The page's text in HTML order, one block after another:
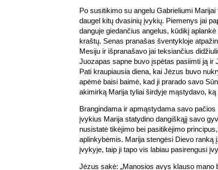
Po susitikimo su angelu Gabrieliumi
daugel kitų dvasinių įvykių. Piemenys jai
danguje giedančius angelus, kūdikį
kraštų. Senas pranašas šventykloje
Mesiju ir išpranašavo jai teksiančius
Juozapas sapne buvo įspėtas pasiimti ją ir
Pati kraupiausia diena, kai Jėzus buvo
apėmė baisi baimė, kad ji prarado savo
akimirką Marija tyliai širdyje mąstydavo,
Brangindama ir apmąstydama savo
įvykius Marija statydino dangiškąjį savo
nusistatė tikėjimo bei pasitikėjimo
aplinkybėmis. Marija stengėsi Dievo ranką
įvykyje, taip ji tapo vis labiau pasirengusi
Jėzus sakė: „Manosios avys klauso mano